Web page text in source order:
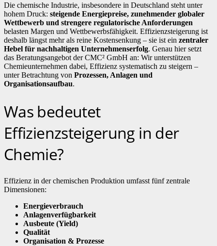
Die chemische Industrie, insbesondere in Deutschland steht unter
hohem Druck: steigende Energiepreise, zunehmender globaler
Wettbewerb und strengere regulatorische Anforderungen
belasten Margen und Wettbewerbsfähigkeit. Effizienzsteigerung ist
deshalb längst mehr als reine Kostensenkung – sie ist ein zentraler
Hebel für nachhaltigen Unternehmenserfolg. Genau hier setzt
das Beratungsangebot der CMC² GmbH an: Wir unterstützen
Chemieunternehmen dabei, Effizienz systematisch zu steigern –
unter Betrachtung von Prozessen, Anlagen und
Organisationsaufbau.
Was bedeutet
Effizienzsteigerung in der
Chemie?
Effizienz in der chemischen Produktion umfasst fünf zentrale
Dimensionen:
Energieverbrauch
Anlagenverfügbarkeit
Ausbeute (Yield)
Qualität
Organisation & Prozesse